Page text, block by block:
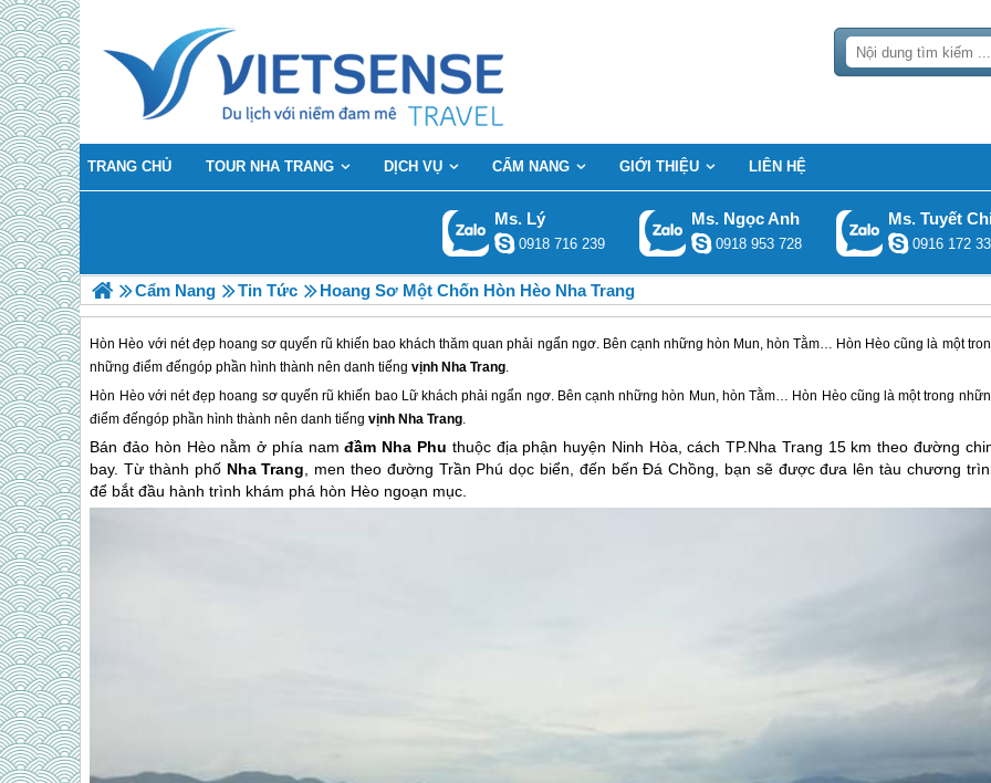
TRANG CHỦ TOUR NHA TRANG DỊCH VỤ CẨM NANG GIỚI THIỆU LIÊN HỆ
Ms. Lý
0918 716 239
Ms. Ngọc Anh
0918 953 728
Ms. Tuyết
0916 172
Cẩm Nang Tin Tức Hoang Sơ Một Chốn Hòn Hèo Nha Trang
Hòn Hèo với nét đẹp hoang sơ quyến rũ khiến bao khách thăm quan phải ngẩn ngơ. Bên cạnh những hòn Mun, hòn Tằm… Hòn Hèo cũng là một
những điểm đếngóp phần hình thành nên danh tiếngvịnh Nha Trang.
Hòn Hèo với nét đẹp hoang sơ quyến rũ khiến bao Lữ khách phải ngẩn ngơ. Bên cạnh những hòn Mun, hòn Tằm… Hòn Hèo cũng là một trong
điểm đếngóp phần hình thành nên danh tiếngvịnh Nha Trang.
Bán đảo hòn Hèo nằm ở phía namđầm Nha Phu thuộc địa phận huyện Ninh Hòa, cách TP.Nha Trang 15 km theo đường
bay. Từ thành phố Nha Trang, men theo đường Trần Phú dọc biển, đến bến Đá Chồng, bạn sẽ được đưa lên tàu chương
để bắt đầu hành trình khám phá hòn Hèo ngoạn mục.